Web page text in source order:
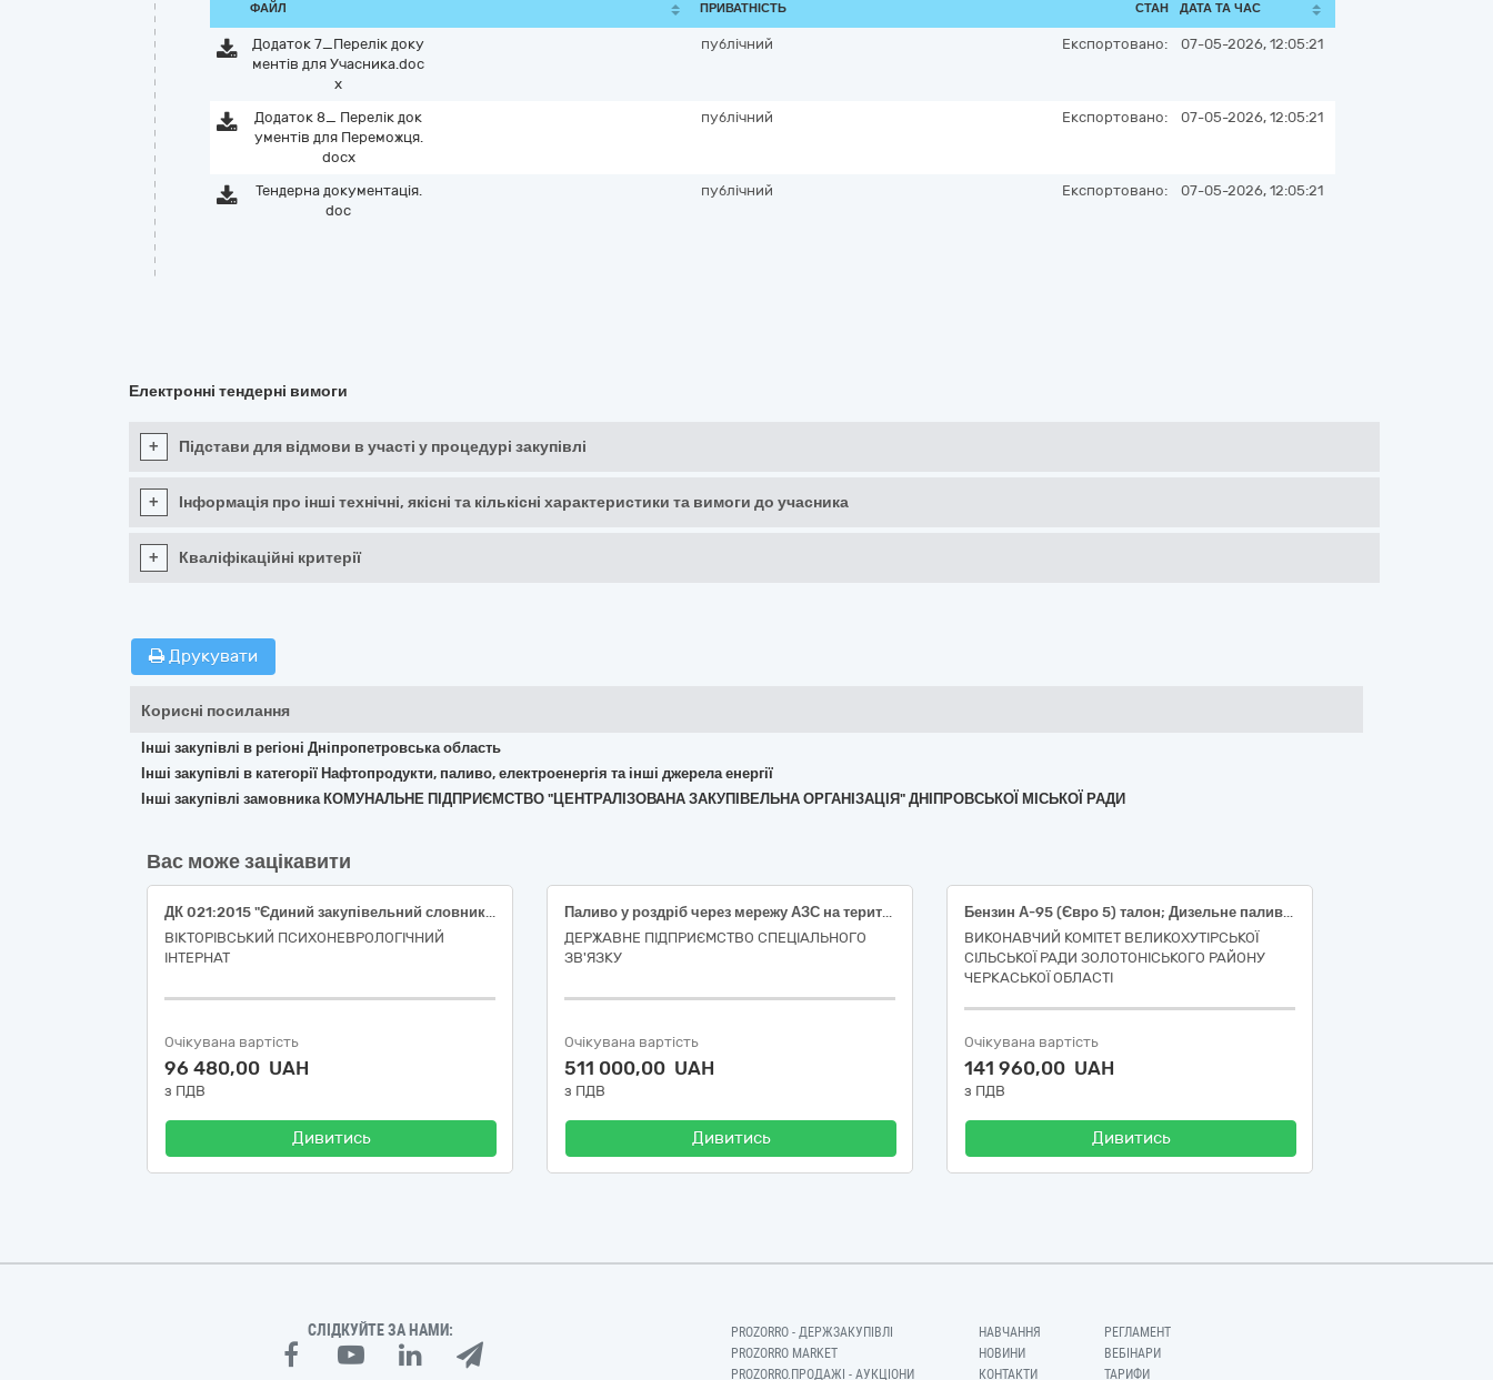
ФАЙЛ ПРИВАТНІСТЬ СТАН ДАТА ТА ЧАС
Додаток 7_Перелік доку
ментів для Учасника.doc
x
публічний Експортовано: 07-05-2026, 12:05:21
Додаток 8_ Перелік док
ументів для Переможця.
docx
публічний Експортовано: 07-05-2026, 12:05:21
Тендерна документація.
doc
публічний Експортовано: 07-05-2026, 12:05:21
Електронні тендерні вимоги
+ Підстави для відмови в участі у процедурі закупівлі
+ Інформація про інші технічні, якісні та кількісні характеристики та вимоги до учасника
+ Кваліфікаційні критерії
Друкувати
Корисні посилання
Інші закупівлі в регіоні Дніпропетровська область
Інші закупівлі в категорії Нафтопродукти, паливо, електроенергія та інші джерела енергії
Інші закупівлі замовника КОМУНАЛЬНЕ ПІДПРИЄМСТВО "ЦЕНТРАЛІЗОВАНА ЗАКУПІВЕЛЬНА ОРГАНІЗАЦІЯ" ДНІПРОВСЬКОЇ МІСЬКОЇ РАДИ
Вас може зацікавити
ДК 021:2015 "Єдиний закупівельний словник"-09130000-9-Нафта і дистиляти(бензин А-95; дизельне паливо).
ВІКТОРІВСЬКИЙ ПСИХОНЕВРОЛОГІЧНИЙ
ІНТЕРНАТ
Очікувана вартість
96 480,00 UAH
з ПДВ
Дивитись
Паливо у роздріб через мережу АЗС на території України, для потреб ДПСЗ (Черкаський ОВСЗ)
ДЕРЖАВНЕ ПІДПРИЄМСТВО СПЕЦІАЛЬНОГО
ЗВ'ЯЗКУ
Очікувана вартість
511 000,00 UAH
з ПДВ
Дивитись
Бензин А-95 (Євро 5) талон; Дизельне паливо (Євро 5) талон
ВИКОНАВЧИЙ КОМІТЕТ ВЕЛИКОХУТІРСЬКОЇ
СІЛЬСЬКОЇ РАДИ ЗОЛОТОНІСЬКОГО РАЙОНУ
ЧЕРКАСЬКОЇ ОБЛАСТІ
Очікувана вартість
141 960,00 UAH
з ПДВ
Дивитись
СЛІДКУЙТЕ ЗА НАМИ:
PROZORRO - ДЕРЖЗАКУПІВЛІ
PROZORRO MARKET
PROZORRO.ПРОДАЖІ - АУКЦІОНИ
НАВЧАННЯ
НОВИНИ
КОНТАКТИ
РЕГЛАМЕНТ
ВЕБІНАРИ
ТАРИФИ